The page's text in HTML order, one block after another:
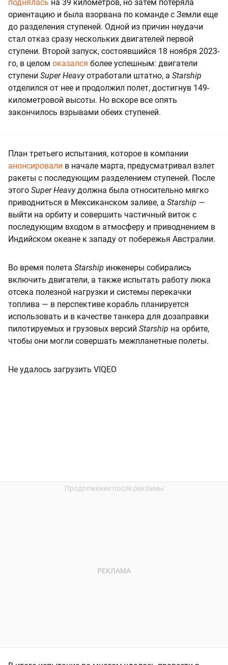
поднялась на 39 километров, но затем потеряла
ориентацию и была взорвана по команде с Земли еще
до разделения ступеней. Одной из причин неудачи
стал отказ сразу нескольких двигателей первой
ступени. Второй запуск, состоявшийся 18 ноября 2023-
го, в целом оказался более успешным: двигатели
ступени Super Heavyотработали штатно, а Starship
отделился от нее и продолжил полет, достигнув 149-
километровой высоты. Но вскоре все опять
закончилось взрывами обеих ступеней.
План третьего испытания, которое в компании
анонсировали в начале марта, предусматривал взлет
ракеты с последующим разделением ступеней. После
этого Super Heavyдолжна была относительно мягко
приводниться в Мексиканском заливе, а Starship —
выйти на орбиту и совершить частичный виток с
последующим входом в атмосферу и приводнением в
Индийском океане к западу от побережья Австралии.
Во время полета Starship инженеры собирались
включить двигатели, а также испытать работу люка
отсека полезной нагрузки и системы перекачки
топлива — в перспективе корабль планируется
использовать и в качестве танкера для дозаправки
пилотируемых и грузовых версий Starship на орбите,
чтобы они могли совершать межпланетные полеты.
Не удалось загрузить VIQEO